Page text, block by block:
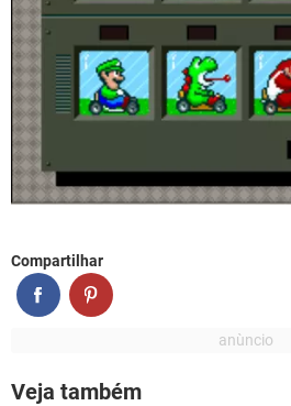
Compartilhar
Veja também